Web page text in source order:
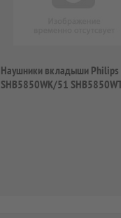
Наушники вкладыши Philips
SHB5850WK/51